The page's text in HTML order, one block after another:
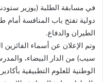
دولية تفتح باب المنافسة
الطيران والدفاع.
وتم الإعلان عن أسماء
سيب) من الدار البيضاء،
الوطنية للعلوم التطبيقية